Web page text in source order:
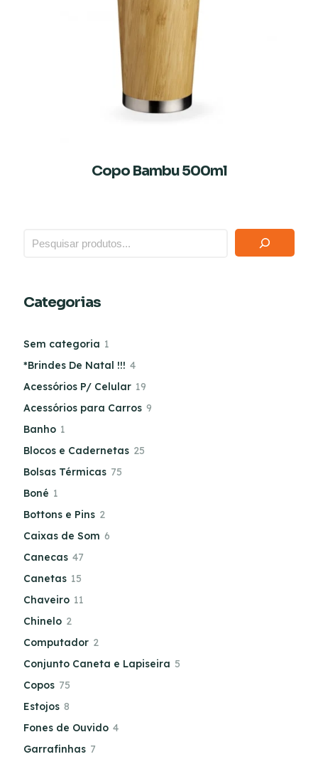
Copo Bambu 500ml
Categorias
Sem categoria 1
*Brindes De Natal !!! 4
Acessórios P/ Celular 19
Acessórios para Carros 9
Banho 1
Blocos e Cadernetas 25
Bolsas Térmicas 75
Boné 1
Bottons e Pins 2
Caixas de Som 6
Canecas 47
Canetas 15
Chaveiro 11
Chinelo 2
Computador 2
Conjunto Caneta e Lapiseira 5
Copos 75
Estojos 8
Fones de Ouvido 4
Garrafinhas 7